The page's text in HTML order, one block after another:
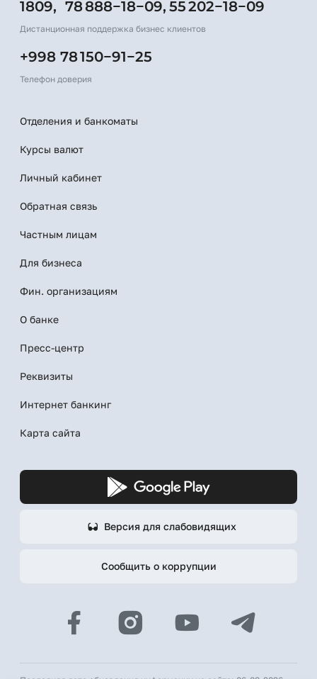
1809, 78 888−18−09, 55 202−18−09
Дистанционная поддержка бизнес клиентов
+998 78 150−91−25
Телефон доверия
Отделения и банкоматы
Курсы валют
Личный кабинет
Обратная связь
Частным лицам
Для бизнеса
Фин. организациям
О банке
Пресс-центр
Реквизиты
Интернет банкинг
Карта сайта
Версия для слабовидящих
Сообщить о коррупции